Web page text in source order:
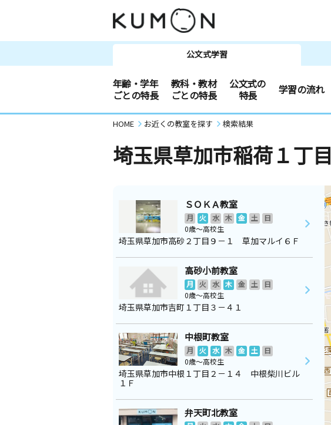
公文式学習
年齢・学年
ごとの特長
教科・教材
ごとの特長
公文式の
特長
学習の流れ
HOME お近くの教室を探す 検索結果
埼玉県草加市稲荷１丁目
ＳＯＫＡ教室
月 火 水 木 金 土
日
0歳～高校生
埼玉県草加市高砂２丁目９－１ 草加マルイ６Ｆ
高砂小前教室
月 火 水 木 金 土
日
0歳～高校生
埼玉県草加市吉町１丁目３－４１
中根町教室
月 火 水 木 金 土
日
0歳～高校生
埼玉県草加市中根１丁目２－１４ 中根柴川ビル
１Ｆ
弁天町北教室